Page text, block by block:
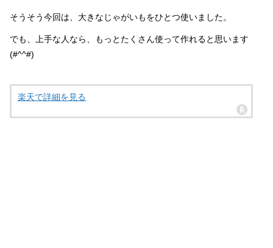
そうそう今回は、大きなじゃがいもをひとつ使いました。
でも、上手な人なら、もっとたくさん使って作れると思います
(#^^#)
楽天で詳細を見る